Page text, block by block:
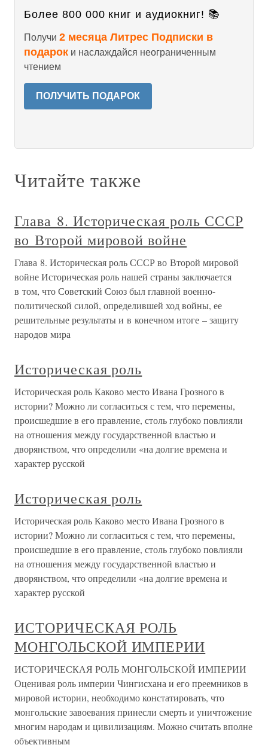
Более 800 000 книг и аудиокниг! 📚
Получи 2 месяца Литрес Подписки в
подарок и наслаждайся неограниченным
чтением
ПОЛУЧИТЬ ПОДАРОК
Читайте также
Глава 8. Историческая роль СССР
во Второй мировой войне
Глава 8. Историческая роль СССР во Второй мировой
войне Историческая роль нашей страны заключается
в том, что Советский Союз был главной военно-
политической силой, определившей ход войны, ее
решительные результаты и в конечном итоге – защиту
народов мира
Историческая роль
Историческая роль Каково место Ивана Грозного в
истории? Можно ли согласиться с тем, что перемены,
происшедшие в его правление, столь глубоко повлияли
на отношения между государственной властью и
дворянством, что определили «на долгие времена и
характер русской
Историческая роль
Историческая роль Каково место Ивана Грозного в
истории? Можно ли согласиться с тем, что перемены,
происшедшие в его правление, столь глубоко повлияли
на отношения между государственной властью и
дворянством, что определили «на долгие времена и
характер русской
ИСТОРИЧЕСКАЯ РОЛЬ
МОНГОЛЬСКОЙ ИМПЕРИИ
ИСТОРИЧЕСКАЯ РОЛЬ МОНГОЛЬСКОЙ ИМПЕРИИ
Оценивая роль империи Чингисхана и его преемников в
мировой истории, необходимо констатировать, что
монгольские завоевания принесли смерть и уничтожение
многим народам и цивилизациям. Можно считать вполне
объективным